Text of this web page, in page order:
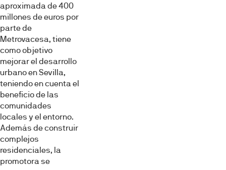
aproximada de 400
millones de euros por
parte de
Metrovacesa, tiene
como objetivo
mejorar el desarrollo
urbano en Sevilla,
teniendo en cuenta el
beneficio de las
comunidades
locales y el entorno.
Además de construir
complejos
residenciales, la
promotora se